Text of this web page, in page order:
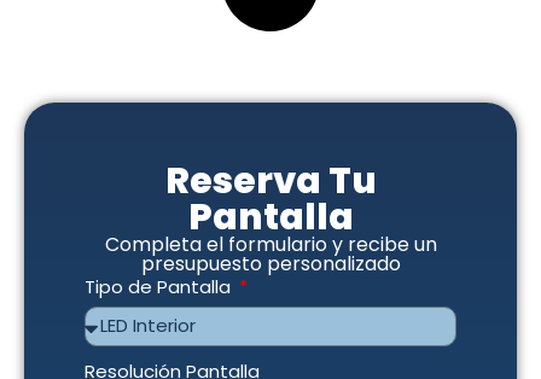
Reserva Tu
Pantalla
Completa el formulario y recibe un
presupuesto personalizado
Tipo de Pantalla
Resolución Pantalla